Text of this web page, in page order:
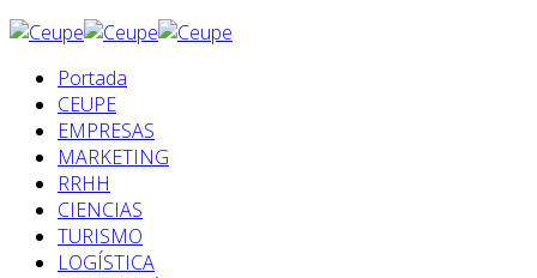
Portada
CEUPE
EMPRESAS
MARKETING
RRHH
CIENCIAS
TURISMO
LOGÍSTICA